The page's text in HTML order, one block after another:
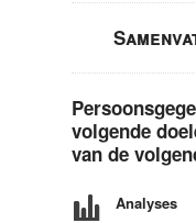
volgende
van de
Analyses